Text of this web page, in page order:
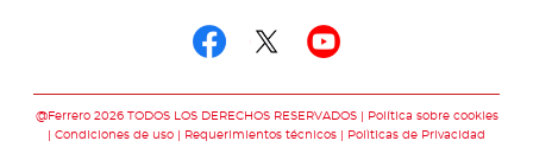
@Ferrero 2026 TODOS LOS DERECHOS RESERVADOS
Política sobre cookies
Condiciones de uso
Requerimientos técnicos Polìticas de Privacidad